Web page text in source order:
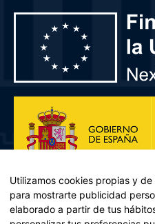
Utilizamos cookies propias y
para mostrarte publicidad
elaborado a partir de tus